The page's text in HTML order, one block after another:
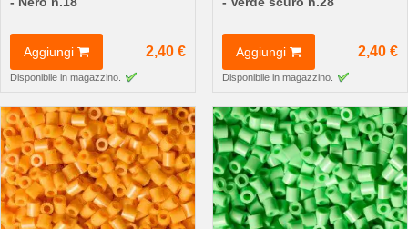
Aggiungi 2,40 €
Disponibile in magazzino.
Aggiungi 2,40 €
Disponibile in magazzino.